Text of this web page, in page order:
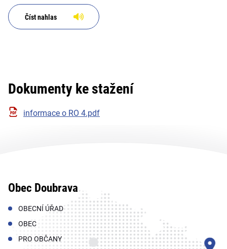
Číst nahlas
Dokumenty ke stažení
informace o RO 4.pdf
Obec Doubrava
OBECNÍ ÚŘAD
OBEC
PRO OBČANY